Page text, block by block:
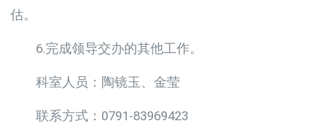
估。
6.完成领导交办的其他工作。
科室人员：陶镜玉、金莹
联系方式：0791-83969423